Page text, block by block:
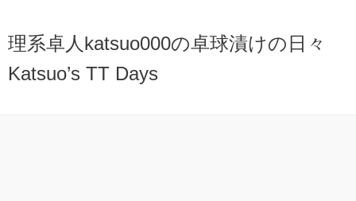
理系卓人katsuo000の卓球漬けの日々
Katsuo’s TT Days